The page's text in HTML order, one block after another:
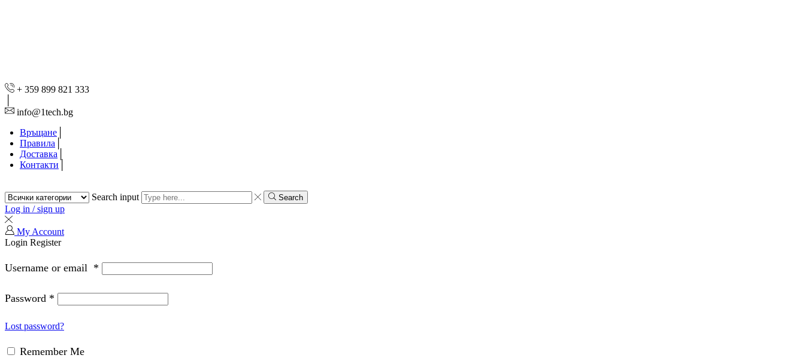
+ 359 899 821 333
info@1tech.bg
Връщане
Правила
Доставка
Контакти
Search input Search
Log in / sign up
My Account
Login Register
Username or email *
Password *
Lost password?
Remember Me